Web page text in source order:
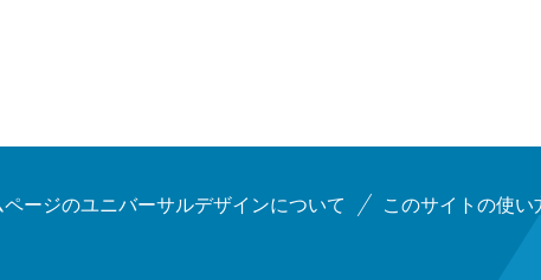
ページのユニバーサルデザインについて このサイトの使い